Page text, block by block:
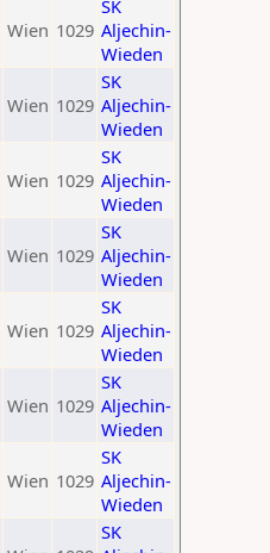
Wien 1029
SK
Aljechin-
Wieden
Wien 1029
SK
Aljechin-
Wieden
Wien 1029
SK
Aljechin-
Wieden
Wien 1029
SK
Aljechin-
Wieden
Wien 1029
SK
Aljechin-
Wieden
Wien 1029
SK
Aljechin-
Wieden
Wien 1029
SK
Aljechin-
Wieden
SK